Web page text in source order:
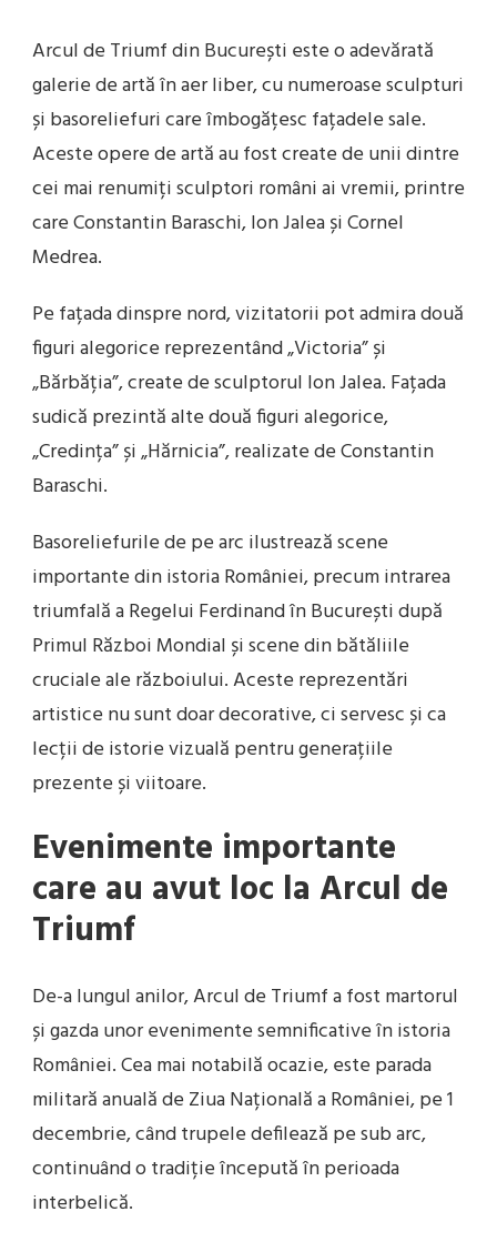
Arcul de Triumf din București este o adevărată
galerie de artă în aer liber, cu numeroase sculpturi
și basoreliefuri care îmbogățesc fațadele sale.
Aceste opere de artă au fost create de unii dintre
cei mai renumiți sculptori români ai vremii, printre
care Constantin Baraschi, Ion Jalea și Cornel
Medrea.
Pe fațada dinspre nord, vizitatorii pot admira două
figuri alegorice reprezentând „Victoria” și
„Bărbăția”, create de sculptorul Ion Jalea. Fațada
sudică prezintă alte două figuri alegorice,
„Credința” și „Hărnicia”, realizate de Constantin
Baraschi.
Basoreliefurile de pe arc ilustrează scene
importante din istoria României, precum intrarea
triumfală a Regelui Ferdinand în București după
Primul Război Mondial și scene din bătăliile
cruciale ale războiului. Aceste reprezentări
artistice nu sunt doar decorative, ci servesc și ca
lecții de istorie vizuală pentru generațiile
prezente și viitoare.
Evenimente importante
care au avut loc la Arcul de
Triumf
De-a lungul anilor, Arcul de Triumf a fost martorul
și gazda unor evenimente semnificative în istoria
României. Cea mai notabilă ocazie, este parada
militară anuală de Ziua Națională a României, pe 1
decembrie, când trupele defilează pe sub arc,
continuând o tradiție începută în perioada
interbelică.